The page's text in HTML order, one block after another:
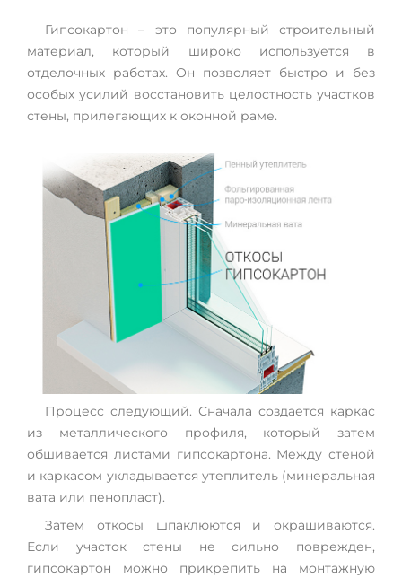
Гипсокартон – это популярный строительный
материал, который широко используется в
отделочных работах. Он позволяет быстро и без
особых усилий восстановить целостность участков
стены, прилегающих к оконной раме.
Процесс следующий. Сначала создается каркас
из металлического профиля, который затем
обшивается листами гипсокартона. Между стеной
и каркасом укладывается утеплитель (минеральная
вата или пенопласт).
Затем откосы шпаклюются и окрашиваются.
Если участок стены не сильно поврежден,
гипсокартон можно прикрепить на монтажную